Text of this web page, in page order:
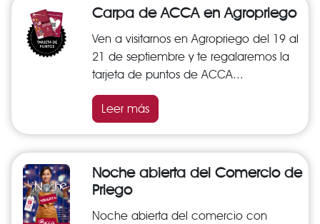
Carpa de ACCA en Agropriego
Ven a visitarnos en Agropriego del 19 al
21 de septiembre y te regalaremos la
tarjeta de puntos de ACCA...
Leer más
Noche abierta del Comercio de
Priego
Noche abierta del comercio con